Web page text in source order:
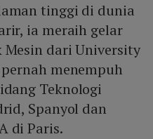
tinggi di dunia
ia meraih gelar
dari University
menempuh
Teknologi
Spanyol dan
di Paris.